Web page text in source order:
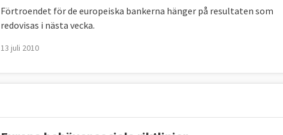
Förtroendet för de europeiska bankerna hänger på resultaten som
redovisas i nästa vecka.
13 juli 2010